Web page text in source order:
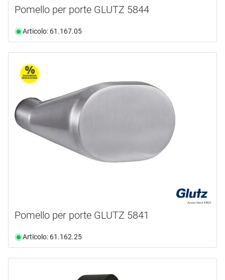
Pomello per porte GLUTZ 5844
Articolo: 61.167.05
Pomello per porte GLUTZ 5841
Articolo: 61.162.25